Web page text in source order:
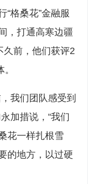
“格桑花”金融服
，打通高寒边疆
久前，他们获评2
我们团队感受到
加措说，“我们
花一样扎根雪
的地方，以过硬